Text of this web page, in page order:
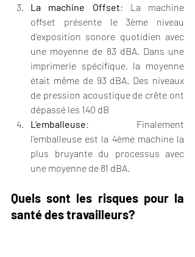
La machine Offset: La machine
offset présente le 3ème niveau
d'exposition sonore quotidien avec
une moyenne de 83 dBA. Dans une
imprimerie spécifique, la moyenne
était même de 93 dBA. Des niveaux
de pression acoustique de crête ont
dépassé les 140 dB
L'emballeuse: Finalement
l'emballeuse est la 4ème machine la
plus bruyante du processus avec
une moyenne de 81 dBA.
Quels sont les risques pour la
santé des travailleurs?